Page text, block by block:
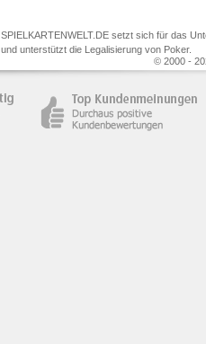
SPIELKARTENWELT.DE setzt sich für das
und unterstützt die Legalisierung von Poker.
© 2000 -